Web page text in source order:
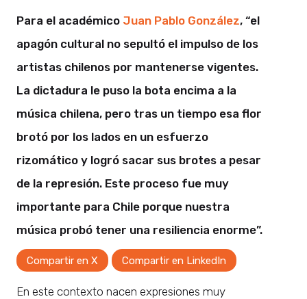
Para el académico Juan Pablo González, “el
apagón cultural no sepultó el impulso de los
artistas chilenos por mantenerse vigentes.
La dictadura le puso la bota encima a la
música chilena, pero tras un tiempo esa flor
brotó por los lados en un esfuerzo
rizomático y logró sacar sus brotes a pesar
de la represión. Este proceso fue muy
importante para Chile porque nuestra
música probó tener una resiliencia enorme”.
Compartir en X Compartir en LinkedIn
En este contexto nacen expresiones muy